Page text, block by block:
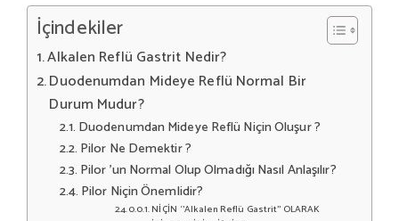
İçindekiler
Alkalen Reflü Gastrit Nedir?
Duodenumdan Mideye Reflü Normal Bir
Durum Mudur?
Duodenumdan Mideye Reflü Niçin Oluşur ?
Pilor Ne Demektir ?
Pilor ’un Normal Olup Olmadığı Nasıl Anlaşılır?
Pilor Niçin Önemlidir?
NİÇİN ‘’Alkalen Reflü Gastrit’’ OLARAK